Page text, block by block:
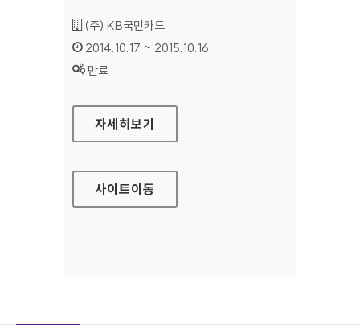
기관명 :
(주) KB국민카드
인증기간 :
2014.10.17 ~ 2015.10.16
상태 :
만료
KB국민카드 공통영역 홈페이지
자세히보기
사이트이동